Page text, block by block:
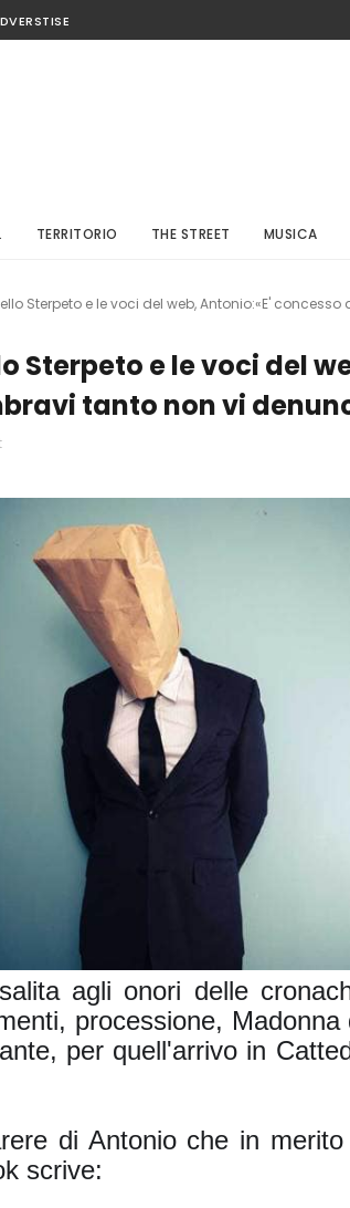
TERRITORIO THE STREET MUSICA
Sterpeto e le voci del web, Antonio:«E'
Sterpeto e le voci del
tanto non vi
agli onori delle
processione,
per quell'arrivo in
di Antonio che in
scrive: